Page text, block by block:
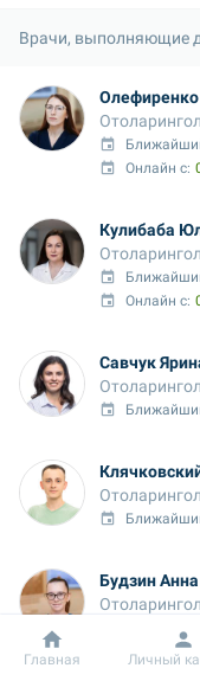
Врачи, выполняющие
Онлайн с:
Кулибаба
Онлайн с:
Савчук
Будзин
Онлайн с:
Добробут
Главная Личный